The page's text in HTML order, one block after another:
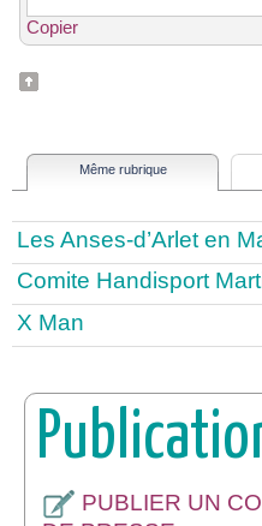
Copier
Même rubrique
Les Anses-d’Arlet en
Comite Handisport
X Man
PUBLIER UN